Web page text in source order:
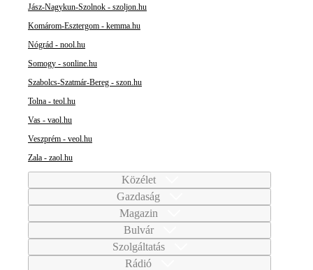
Jász-Nagykun-Szolnok - szoljon.hu
Komárom-Esztergom - kemma.hu
Nógrád - nool.hu
Somogy - sonline.hu
Szabolcs-Szatmár-Bereg - szon.hu
Tolna - teol.hu
Vas - vaol.hu
Veszprém - veol.hu
Zala - zaol.hu
Közélet
Gazdaság
Magazin
Bulvár
Szolgáltatás
Rádió